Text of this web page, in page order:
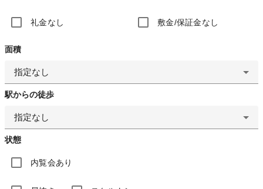
礼金なし 敷金/保証金なし
面積
指定なし
駅からの徒歩
指定なし
状態
内覧会あり